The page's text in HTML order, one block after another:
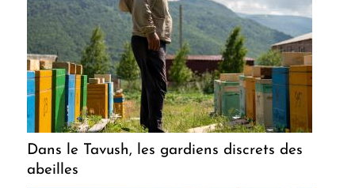
Dans le Tavush, les gardiens discrets des
abeilles